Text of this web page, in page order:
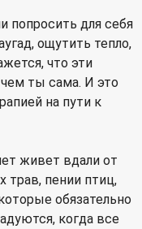
попросить для себя
ощутить тепло,
что эти
ты сама. И это
на пути к
живет вдали от
трав, пении птиц,
обязательно
когда все